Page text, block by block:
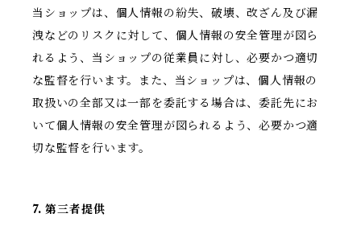
当ショップは、個人情報の紛失、破壊、改ざん及び漏
洩などのリスクに対して、個人情報の安全管理が図ら
れるよう、当ショップの従業員に対し、必要かつ適切
な監督を行います。また、当ショップは、個人情報の
取扱いの全部又は一部を委託する場合は、委託先にお
いて個人情報の安全管理が図られるよう、必要かつ適
切な監督を行います。
7. 第三者提供